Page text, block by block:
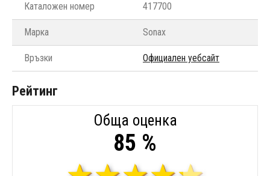
Каталожен номер 417700
Марка Sonax
Връзки Официален уебсайт
Рейтинг
Обща оценка
85 %